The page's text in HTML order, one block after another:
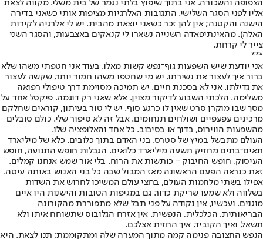
הצפופה והשכורה. אני בתוך שיפוץ בלתי נגמר של בית משלי. מקווה לצאת
אליו לפני הסגר השלישי. התגובות האלרגיות מציפות אותי כשאני בדירה
הישנה והקטנה; אין להן זכר כשאני יוצאת מהבית. יש לי אלרגיה לקירות
האלה). מהאינתיפאדה השנייה נשארו לי קנאקים באצבעות, והסגר השני
צייר לי קרחת.
***
אני יודעת שיש השפעות גוף־נפש קשות מאלו. בעוד אני חטפתי משהו שלא
ברור איך לעצור את נשירתו, יש מי שחטפו משהו חמור יותר, שקשה לעצור
את גדילתו. אני לא בסכנת חיים. יש תמיכה מסוימת דרך טיפולי רפואה
משלימה. הלכתי השבוע לדיקור מצוין. אלא שאני רק דוגמה. פיקסל אחד על
מסך שבו מוקרן סרט שאין לו כרגע סוף. יש לי טור בעיתון, קוראים שחלקם
מרכינים עפעפיים ושולחים תנחומים. אבל זה לא סיפור שלי. כולם סובלים
מהשפעות הווירוס, בדוך או בסיבוב. כל אחד והאלופציה שלו.
העולם מתבשל במיץ של סטרס. בני האדם בתוך כלובים. כלא של מיליארד
תאים־בתים מחזיק תשעה מיליארד כלואים. הגבלות חופש התנועה, חופש
העיסוק, חופש החיבוק - כותשות את הרוח. בלי אור שמש אנחנו קמלים.
זאת כנראה הפעם הראשונה מאז המבול שבה כל בני האנוש באותה עיסה.
אפילו בשתי מלחמות העולם, בחצי עולם המשיכו לחרוש את השדות
בשלווה ולא שמעו שריקת כדור. גם במגיפות הטובות והישנות היו איים
מוגנים. ועכשיו, אין נקודה על פני תבל שלא מתפוררת מהקורונה
הבריאותית, הכלכלית, הנפשית. אין אזרח הגלובוס שתשוחח איתו ולא
תשאל, ואיך הקוביד, איך החזית אצלכם.
הנפש החצובה פנימה קמה מתוך המערה שלה ומתקוממת: תנו לצאת. היא